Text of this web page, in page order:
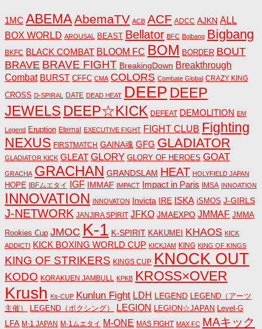
1MC ABEMA AbemaTV ACB ACF ADCC AJKN ALL
BOX WORLD AROUSAL BEAST Bellator BFC Bgibang Bigbang
BKFC BLACK COMBAT BLOOM FC BOM BORDER BOUT
BRAVE BRAVE FIGHT BreakingDown Breakthrough
Combat BURST CFFC CMA COLORS Combate Global CRAZY KING
CROSS D-SPIRAL DATE DEAD HEAT DEEP DEEP
JEWELS DEEP☆KICK DEFEAT DEMOLITION EM
Legend Eruption Eternal EXECUTIVE FIGHT FIGHT CLUB Fighting
NEXUS FIRSTMATCH GAINA魂 GFG GLADIATOR
GLADIATOR KICK GLEAT GLORY GLORY OF HEROES GOAT
GRACHA GRACHAN GRANDSLAM HEAT HOLYFIELD JAPAN
HOPE IBFムエタイ IGF IMMAF IMPACT Impact in Paris IMSA INNOATION
INNOVATION INNOVATON Invicta IRE ISKA iSMOS J-GIRLS
J-NETWORK JANJIRA SPIRIT JFKO JMAEXPO JMMAF JMMA
Rookies Cup JMOC K-1 K-SPIRIT KAKUMEI KHAOS KICK
ADDICT! KICK BOXING WORLD CUP KICKJAM KING KING OF KINGS
KING OF STRIKERS KINGS CUP KNOCK OUT
KODO KORAKUEN JAMBULL KPKB KROSS×OVER
Krush Ks-CUP Kunlun Fight LDH LEGEND LEGEND（アーツ
主催）
LEGEND（ボクシング） LEGION LEGION☆JAPAN Level-G
LFA M-1 JAPAN M-1ムエタイ M-ONE MAS FIGHT MAX FC MAキック